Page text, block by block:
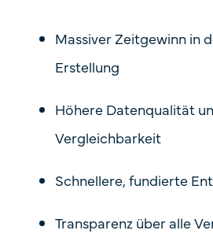
Massiver Zeitgewinn in
Erstellung
Höhere Datenqualität
Vergleichbarkeit
Schnellere, fundierte
Transparenz über alle